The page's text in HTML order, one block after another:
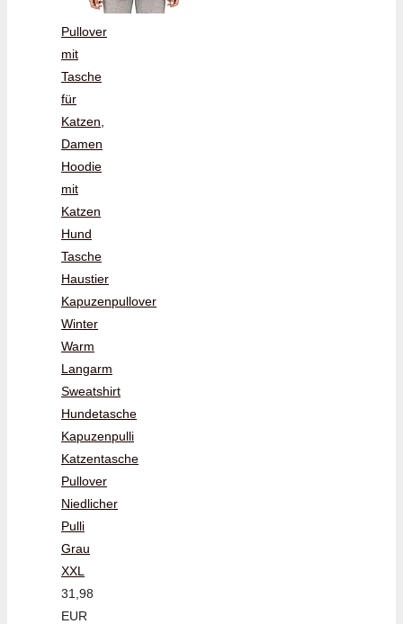
Pullover
mit
Tasche
für
Katzen,
Damen
Hoodie
mit
Katzen
Hund
Tasche
Haustier
Kapuzenpullover
Winter
Warm
Langarm
Sweatshirt
Hundetasche
Kapuzenpulli
Katzentasche
Pullover
Niedlicher
Pulli
Grau
XXL
31,98
EUR